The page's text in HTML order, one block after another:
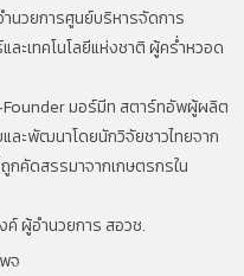
นวยการศูนย์บริหารจัดการ
ะเทคโนโลยีแห่งชาติ ผู้คร่ำหวอด
Founder มอร์มีท สตาร์ทอัพผู้ผลิต
ละพัฒนาโดยนักวิจัยชาวไทยจาก
กคัดสรรมาจากเกษตรกรใน
ผู้อำนวยการ สอวช.
จ